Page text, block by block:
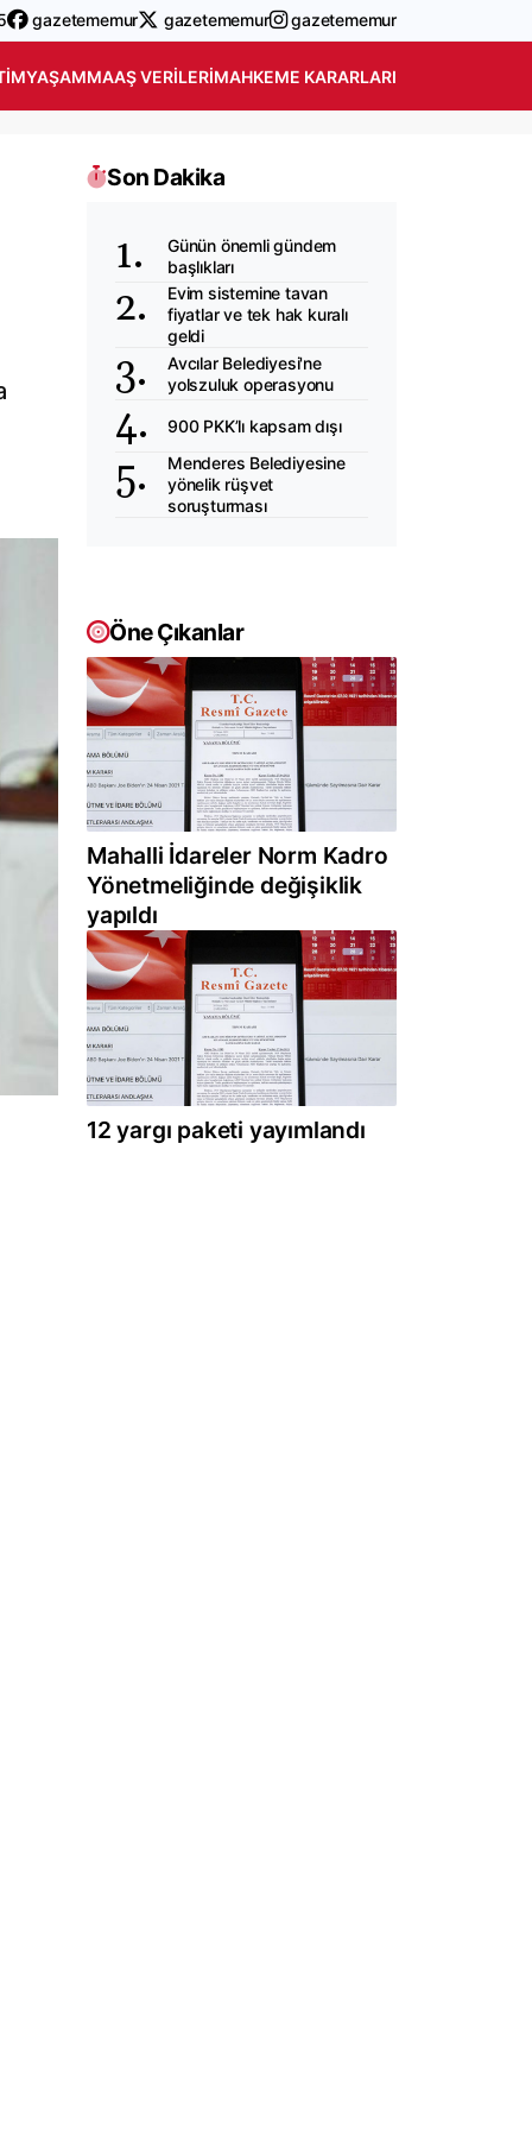
gazetememur gazetememur gazetememur
YAŞAMMAAŞ VERILERIMAHKEME KARARLARI
Son Dakika
Günün önemli gündem
başlıkları
Evim sistemine tavan
fiyatlar ve tek hak kuralı
geldi
Avcılar Belediyesi'ne
yolszuluk operasyonu
900 PKK’lı kapsam dışı
Menderes Belediyesine
yönelik rüşvet
soruşturması
Öne Çıkanlar
Mahalli İdareler Norm Kadro
Yönetmeliğinde değişiklik
yapıldı
12 yargı paketi yayımlandı